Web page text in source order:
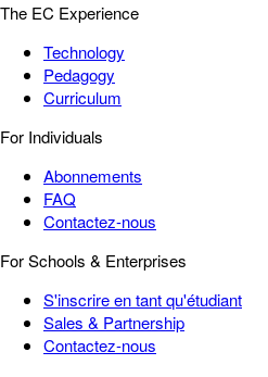
The EC Experience
Technology
Pedagogy
Curriculum
For Individuals
Abonnements
FAQ
Contactez-nous
For Schools & Enterprises
S'inscrire en tant qu'étudiant
Sales & Partnership
Contactez-nous